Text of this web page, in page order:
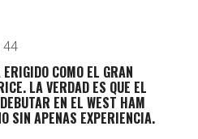
44
COMO EL GRAN
LA VERDAD ES QUE EL
EN EL WEST HAM
SIN APENAS EXPERIENCIA.